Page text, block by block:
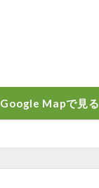
Google Mapで見る